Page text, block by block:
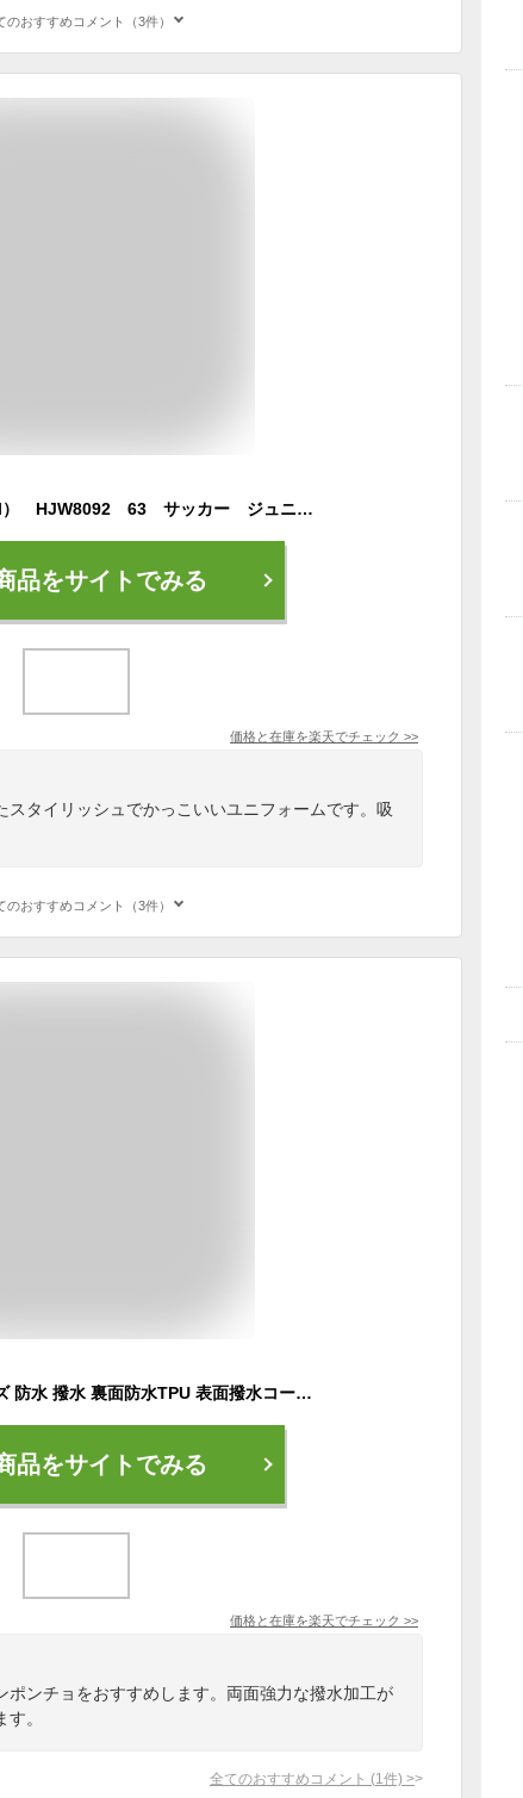
のおすすめコメント（3件）
ヒュンメル（hummel） HJW8092 63 サッカー ジュニアポンチョ 21SU
品をサイトでみる
価格と在庫を楽天でチェック >>
タイリッシュでかっこいいユニフォームです。吸
のおすすめコメント（3件）
レインポンチョ キッズ 防水 撥水 裏面防水TPU 表面撥水コーティング 通園 男の子 女の子 子供 かわいい おしゃれ 雨具 レインウェア 保育園 幼稚園 小学生 収納バッグ付 カッパ ポンチョ レインコート 透明窓付き 通学 アウトドア XS S M L【メール便送料無料】 da023
品をサイトでみる
価格と在庫を楽天でチェック >>
ポンチョをおすすめします。両面強力な撥水加工が
。
全てのおすすめコメント (1 件) >